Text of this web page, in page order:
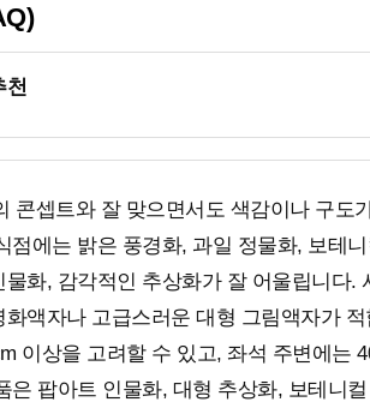
천
콘셉트와 잘 맞으면서도 색감이나 구도
점에는 밝은 풍경화, 과일 정물화, 보테
화, 감각적인 추상화가 잘 어울립니다.
액자나 고급스러운 대형 그림액자가
이상을 고려할 수 있고, 좌석 주변에는
은 팝아트 인물화, 대형 추상화, 보테니